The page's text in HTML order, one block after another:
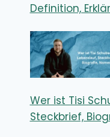
Definition,
Wer ist Tisi
Steckbrief,